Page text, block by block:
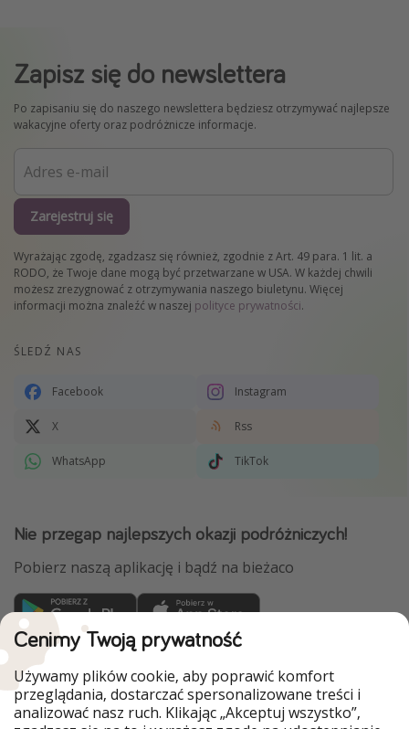
Zapisz się do newslettera
Po zapisaniu się do naszego newslettera będziesz otrzymywać najlepsze
wakacyjne oferty oraz podróżnicze informacje.
Zarejestruj się
Wyrażając zgodę, zgadzasz się również, zgodnie z Art. 49 para. 1 lit. a
RODO, że Twoje dane mogą być przetwarzane w USA. W każdej chwili
możesz zrezygnować z otrzymywania naszego biuletynu. Więcej
informacji można znaleźć w naszej polityce prywatności.
ŚLEDŹ NAS
Facebook Instagram
X Rss
WhatsApp TikTok
Nie przegap najlepszych okazji podróżniczych!
Pobierz naszą aplikację i bądź na bieżaco
WakacyjniPiraci są częścią Grupy HolidayPirates
Nasze rynki
PiratinViaggio
HolidayPirates
Cenimy Twoją prywatność
Używamy plików cookie, aby poprawić komfort
przeglądania, dostarczać spersonalizowane treści i
analizować nasz ruch. Klikając „Akceptuj wszystko”,